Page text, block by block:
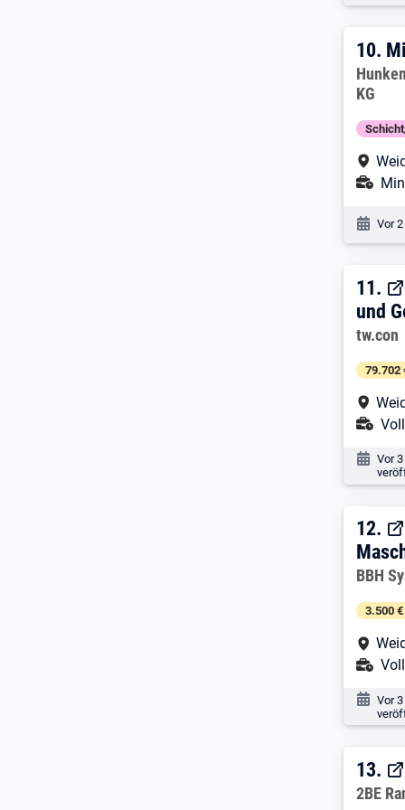
10.
10.
KG
Vor
11.
11.
und
tw.con
79.702
Vor
12.
12.
BBH
3.500
Vor
13.
13.
2BE